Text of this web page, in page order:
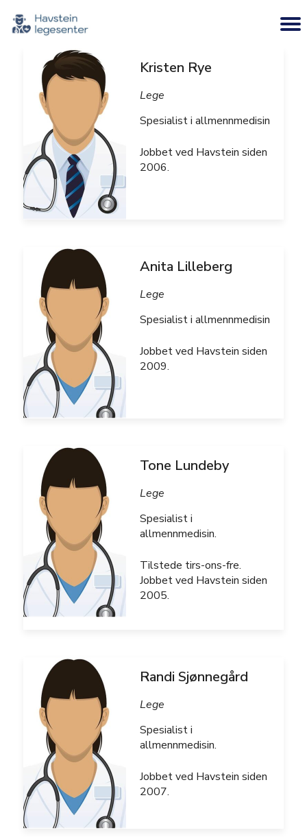
Kristen Rye
Lege
Spesialist i allmennmedisin
Jobbet ved Havstein siden
2006.
Anita Lilleberg
Lege
Spesialist i allmennmedisin
Jobbet ved Havstein siden
2009.
Tone Lundeby
Lege
Spesialist i
allmennmedisin.
Tilstede tirs-ons-fre.
Jobbet ved Havstein siden
2005.
Randi Sjønnegård
Lege
Spesialist i
allmennmedisin.
Jobbet ved Havstein siden
2007.